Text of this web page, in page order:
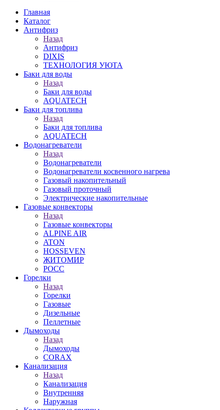
Главная
Каталог
Антифриз
Назад
Антифриз
DIXIS
ТЕХНОЛОГИЯ УЮТА
Баки для воды
Назад
Баки для воды
AQUATECH
Баки для топлива
Назад
Баки для топлива
AQUATECH
Водонагреватели
Назад
Водонагреватели
Водонагреватели косвенного нагрева
Газовый накопительный
Газовый проточный
Электрические накопительные
Газовые конвекторы
Назад
Газовые конвекторы
ALPINE AIR
ATON
HOSSEVEN
ЖИТОМИР
РОСС
Горелки
Назад
Горелки
Газовые
Дизельные
Пеллетные
Дымоходы
Назад
Дымоходы
CORAX
Канализация
Назад
Канализация
Внутренняя
Наружная